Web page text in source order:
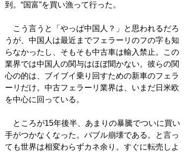
到。“国富”を買い漁って行った。
こう言うと「やっぱ中国人？」と思われるだろ
うが、中国人は最近までフェラーリのフの字も知
らなかったし、そもそも中古車は輸入禁止。この
業界では中国人の関与はほぼ聞かない。彼らの関
心の的は、ブイブイ乗り回すための新車のフェラ
ーリだけ。中古フェラーリ業界は、いまだ日米欧
を中心に回っている。
ところが15年後半、あまりの暴騰でついに買い
手がつかなくなった。バブル崩壊である。と言っ
ても世界は相変わらずカネ余り。すぐに転売しよ